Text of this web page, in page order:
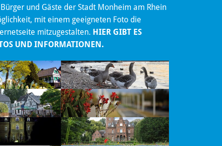
und Gäste der Stadt Monheim am Rhein
mit einem geeigneten Foto die
mitzugestalten. HIER GIBT ES
UND INFORMATIONEN.